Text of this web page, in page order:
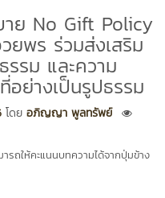
าย No Gift Policy
ยพร ร่วมส่งเสริม
รม และความ
อย่างเป็นรูปธรรม
โดย อภิญญา พูลทรัพย์
ารถให้คะแนนบทความได้จากปุ่มข้าง